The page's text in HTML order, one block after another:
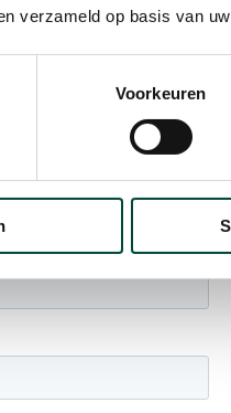
verzameld op basis van
Voorkeuren